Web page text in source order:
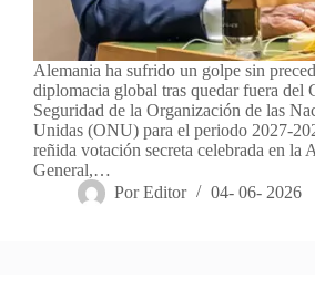
Alemania ha sufrido un golpe sin
diplomacia global tras quedar fuera del
Seguridad de la Organización de las
Unidas (ONU) para el periodo 2027-
reñida votación secreta celebrada en la
General,…
Por Editor 04- 06- 2026